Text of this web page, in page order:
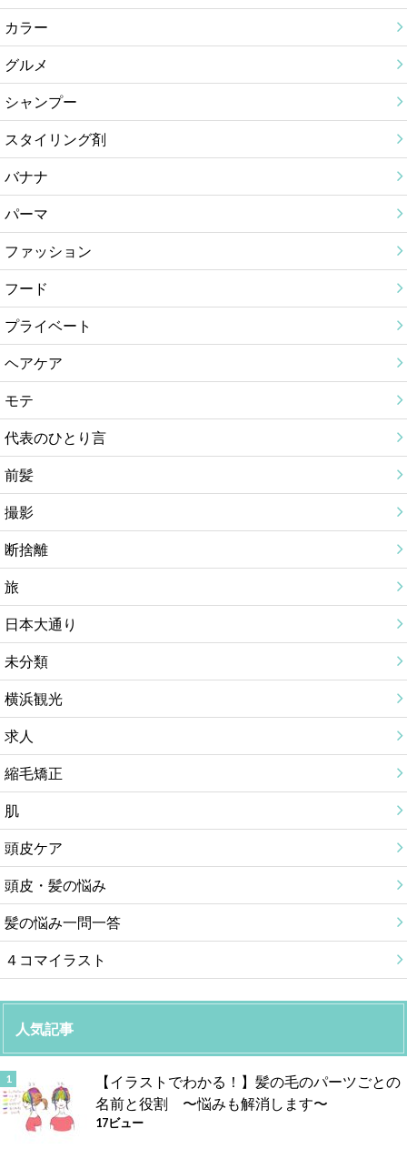
カラー
グルメ
シャンプー
スタイリング剤
バナナ
パーマ
ファッション
フード
プライベート
ヘアケア
モテ
代表のひとり言
前髪
撮影
断捨離
旅
日本大通り
未分類
横浜観光
求人
縮毛矯正
肌
頭皮ケア
頭皮・髪の悩み
髪の悩み一問一答
４コマイラスト
人気記事
【イラストでわかる！】髪の毛のパーツごとの
名前と役割 〜悩みも解消します〜
17ビュー